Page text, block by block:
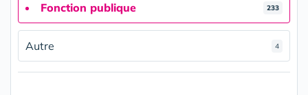
Fonction publique 233
Autre 4